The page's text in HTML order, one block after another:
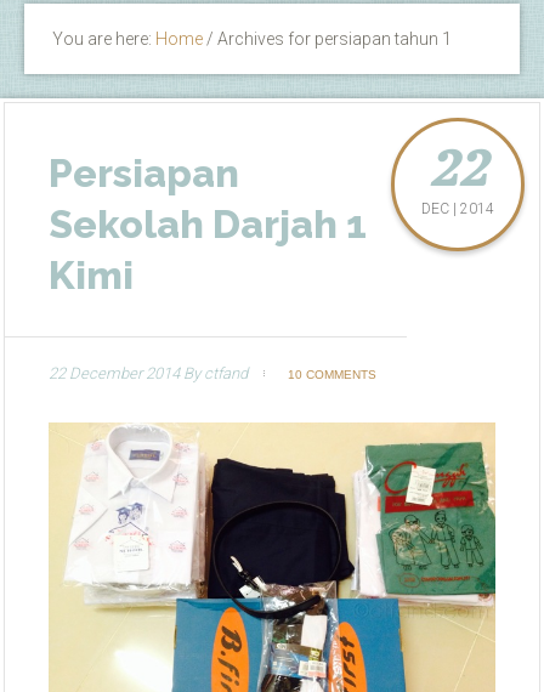
You are here: Home / Archives for persiapan tahun 1
Persiapan
Sekolah Darjah 1
Kimi
22
DEC | 2014
22 December 2014Byctfand 10 COMMENTS